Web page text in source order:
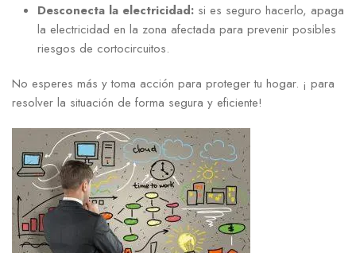
Desconecta la electricidad: si es seguro hacerlo, apaga
la electricidad en la zona ‍afectada para ​prevenir posibles
riesgos de cortocircuitos.
No esperes ​más y toma acción para proteger tu hogar. ¡ para
resolver la situación de forma segura y eficiente!